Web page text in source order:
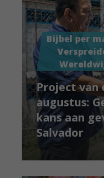
Bijbel per
Project van
augustus:
kans aan
Salvador